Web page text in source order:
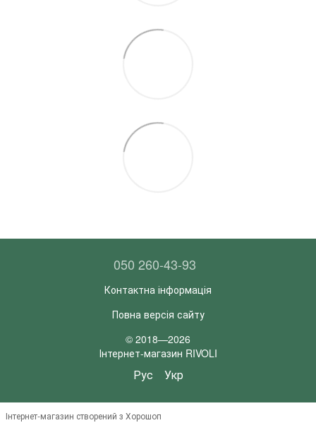
050 260-43-93
Контактна інформація
Повна версія сайту
© 2018—2026
Інтернет-магазин RIVOLI
Рус Укр
Інтернет-магазин створений з Хорошоп